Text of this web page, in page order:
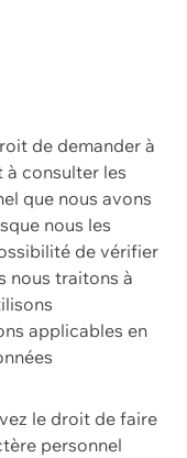
de demander à
consulter les
que nous avons
nous les
de vérifier
nous traitons à
applicables en
le droit de faire
personnel